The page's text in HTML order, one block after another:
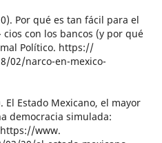
Por qué es tan fácil para el
con los bancos (y por qué
Político. https://
02/narco-en-mexico-
El Estado Mexicano, el mayor
democracia simulada:
www.